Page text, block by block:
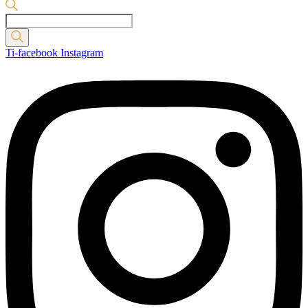
Products
search
Ti-facebook Instagram